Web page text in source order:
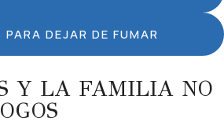
DEJAR DE FUMAR
Y LA FAMILIA NO